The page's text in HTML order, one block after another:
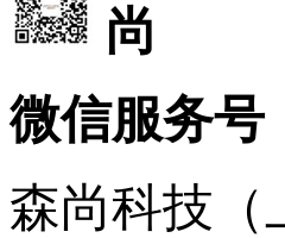
微信服务号
森尚科技（